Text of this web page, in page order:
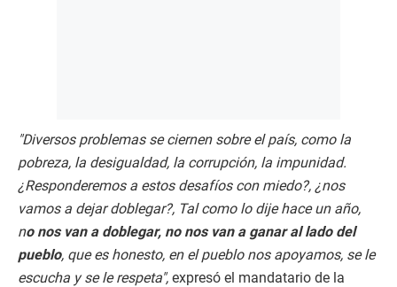
"Diversos problemas se ciernen sobre el país, como la
pobreza, la desigualdad, la corrupción, la impunidad.
¿Responderemos a estos desafíos con miedo?, ¿nos
vamos a dejar doblegar?, Tal como lo dije hace un año,
no nos van a doblegar, no nos van a ganar al lado del
pueblo, que es honesto, en el pueblo nos apoyamos, se le
escucha y se le respeta", expresó el mandatario de la